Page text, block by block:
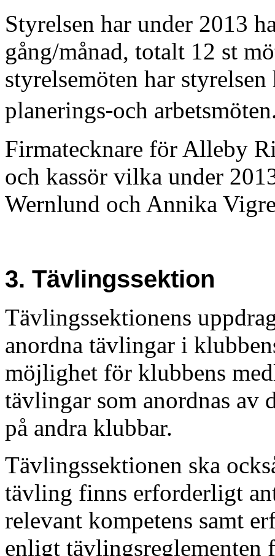
Styrelsen har under 2013
gång/månad, totalt 12 st
styrelsemöten har
planerings‐och
Firmatecknare för Alleby
och kassör vilka under
Wernlund och Annika
3. Tävlingssektion
Tävlingssektionens
anordna tävlingar i
möjlighet för klubbens
tävlingar som anordnas av
på andra klubbar.
Tävlingssektionen ska
tävling finns erforderligt
relevant kompetens samt
enligt tävlingsreglementen